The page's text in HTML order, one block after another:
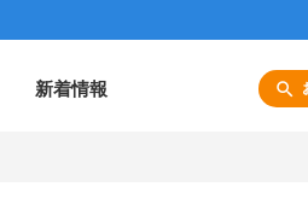
新着情報